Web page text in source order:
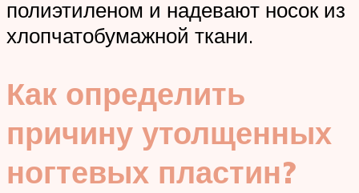
полиэтиленом и надевают носок из
хлопчатобумажной ткани.
Как определить
причину утолщенных
ногтевых пластин?